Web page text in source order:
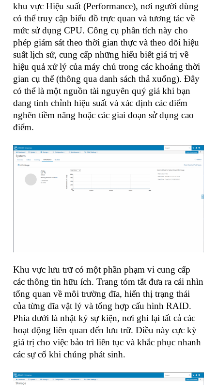
khu vực Hiệu suất (Performance), nơi người dùng
có thể truy cập biểu đồ trực quan và tương tác về
mức sử dụng CPU. Công cụ phân tích này cho
phép giám sát theo thời gian thực và theo dõi hiệu
suất lịch sử, cung cấp những hiểu biết giá trị về
hiệu quả xử lý của máy chủ trong các khoảng thời
gian cụ thể (thông qua danh sách thả xuống). Đây
có thể là một nguồn tài nguyên quý giá khi bạn
đang tinh chỉnh hiệu suất và xác định các điểm
nghẽn tiềm năng hoặc các giai đoạn sử dụng cao
điểm.
Khu vực lưu trữ có một phần phạm vi cung cấp
các thông tin hữu ích. Trang tóm tắt đưa ra cái nhìn
tổng quan về môi trường đĩa, hiển thị trạng thái
của từng đĩa vật lý và tổng hợp cấu hình RAID.
Phía dưới là nhật ký sự kiện, nơi ghi lại tất cả các
hoạt động liên quan đến lưu trữ. Điều này cực kỳ
giá trị cho việc bảo trì liên tục và khắc phục nhanh
các sự cố khi chúng phát sinh.